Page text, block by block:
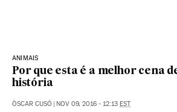
ANIMAIS
Por que esta é a melhor cena
história
ÒSCAR CUSÓ | NOV 09, 2016 - 12:13 EST